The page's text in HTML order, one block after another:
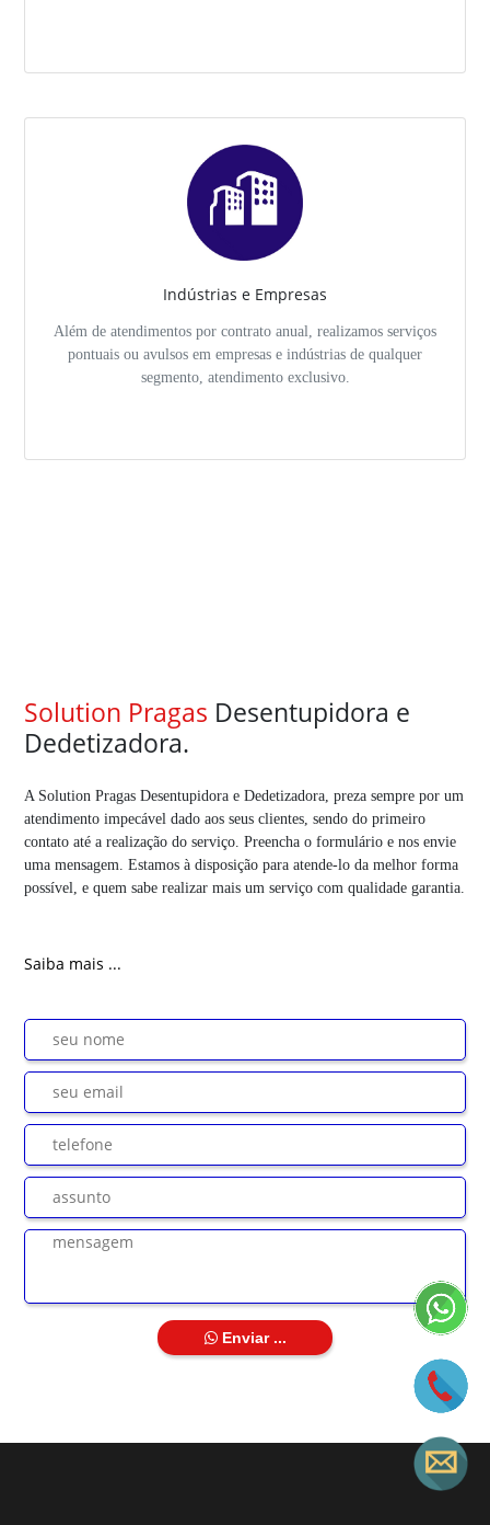
Indústrias e Empresas
Além de atendimentos por contrato anual, realizamos serviços
pontuais ou avulsos em empresas e indústrias de qualquer
segmento, atendimento exclusivo.
Solution Pragas Desentupidora e
Dedetizadora.
A Solution Pragas Desentupidora e Dedetizadora, preza sempre por um
atendimento impecável dado aos seus clientes, sendo do primeiro
contato até a realização do serviço. Preencha o formulário e nos envie
uma mensagem. Estamos à disposição para atende-lo da melhor forma
possível, e quem sabe realizar mais um serviço com qualidade garantia.
Saiba mais ...
Enviar ...